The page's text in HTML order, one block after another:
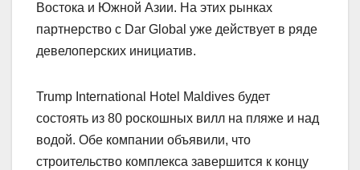
Востока и Южной Азии. На этих рынках
партнерство с Dar Global уже действует в ряде
девелоперских инициатив.
Trump International Hotel Maldives будет
состоять из 80 роскошных вилл на пляже и над
водой. Обе компании объявили, что
строительство комплекса завершится к концу